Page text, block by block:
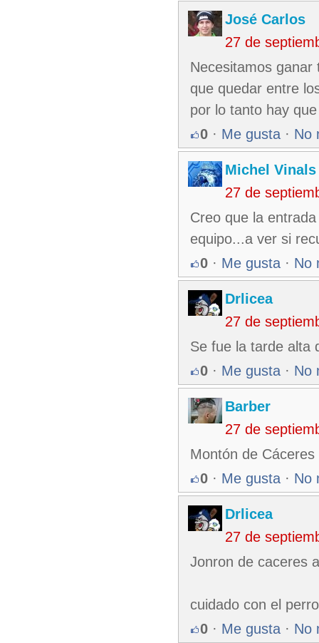
José Carlos
27 de
Necesitamos
que quedar entre
por lo tanto hay
0 · Me gusta · No
Michel
27 de
Creo que la
equipo...a ver si
0 · Me gusta · No
Drlicea
27 de
Se fue la tarde alta
0 · Me gusta · No
Barber
27 de
Montón de
0 · Me gusta · No
Drlicea
27 de
Jonron de caceres
cuidado con el
0 · Me gusta · No